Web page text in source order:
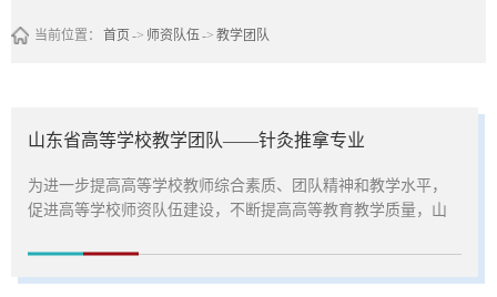
当前位置： 首页 -> 师资队伍-> 教学团队
山东省高等学校教学团队——针灸推拿专业
为进一步提高高等学校教师综合素质、团队精神和教学水平，
促进高等学校师资队伍建设，不断提高高等教育教学质量，山
队积极建立和创新团队合作机制，优化教师整体结构，改革教
学内容与方法，开发教学资源，促进教学研讨和教学经验交